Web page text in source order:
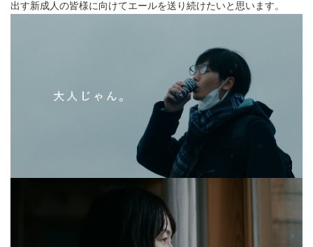
出す新成人の皆様に向けてエールを送り続けたいと思います。